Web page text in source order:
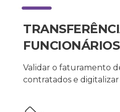
FUNCIONÁRIOS
Validar o faturamento
contratados e digitalizar